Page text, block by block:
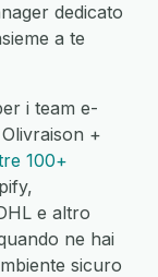
dedicato
a te
i team e-
+
100+
e altro
ne hai
sicuro